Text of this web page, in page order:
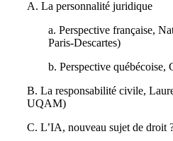
A. La personnalité juridique
a. Perspective française,
Paris-Descartes)
b. Perspective québécoise,
B. La responsabilité civile,
UQAM)
C. L’IA, nouveau sujet de droit